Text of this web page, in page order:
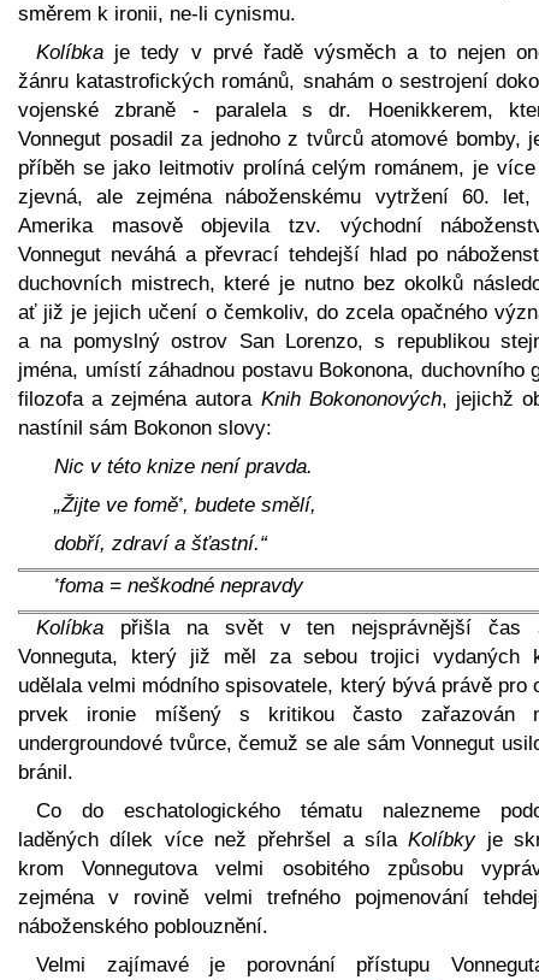
směrem k ironii, ne-li cynismu.
Kolíbka je tedy v prvé řadě výsměch a to nejen
žánru katastrofických románů, snahám o sestrojení
vojenské zbraně - paralela s dr. Hoenikkerem,
Vonnegut posadil za jednoho z tvůrců atomové bomby,
příběh se jako leitmotiv prolíná celým románem, je
zjevná, ale zejména náboženskému vytržení 60.
Amerika masově objevila tzv. východní
Vonnegut neváhá a převrací tehdejší hlad po
duchovních mistrech, které je nutno bez okolků
ať již je jejich učení o čemkoliv, do zcela opačného
a na pomyslný ostrov San Lorenzo, s republikou
jména, umístí záhadnou postavu Bokonona, duchovního
filozofa a zejména autora Knih Bokononových, jejichž
nastínil sám Bokonon slovy:
Nic v této knize není pravda.
„Žijte ve fomě*, budete smělí,
dobří, zdraví a šťastní.“
*foma = neškodné nepravdy
Kolíbka přišla na svět v ten nejsprávnější
Vonneguta, který již měl za sebou trojici vydaných
udělala velmi módního spisovatele, který bývá právě pro
prvek ironie míšený s kritikou často zařazován
undergroundové tvůrce, čemuž se ale sám Vonnegut
bránil.
Co do eschatologického tématu nalezneme
laděných dílek více než přehršel a sílaKolíbkyje
krom Vonnegutova velmi osobitého způsobu
zejména v rovině velmi trefného pojmenování
náboženského poblouznění.
Velmi zajímavé je porovnání přístupu